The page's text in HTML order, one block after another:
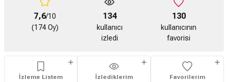
7,6/10
(174 Oy)
134
kullanıcı
izledi
130
kullanıcının
favorisi
İzleme Listem İzlediklerim Favorilerim